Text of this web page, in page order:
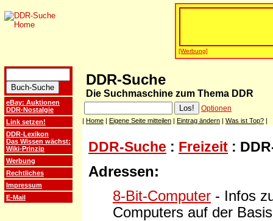
[Werbung]
eBay: Auktionen
DDR-Nostalgie
Link setzen!
DDR-Lexikon
Das Wissen wächst:
Wiki-Prinzip
Werbung
Rechtliches
Impressum
E-Mail
DDR-Suche
Die Suchmaschine zum Thema DDR
Optionen
| Home | Eigene Seite mitteilen | Eintrag ändern | Was ist Top? |
DDR-Suche : Freizeit :
Adressen:
8-Bit-Computer - Infos
Computers auf der